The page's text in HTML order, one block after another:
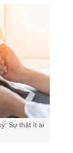
Sự thật ít ai